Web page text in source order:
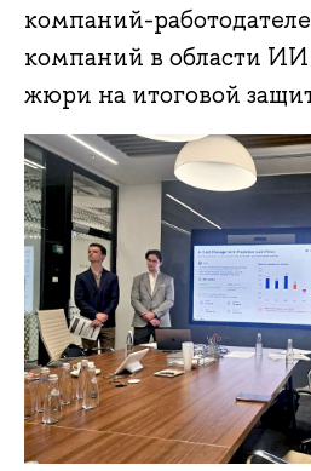
компаний-
компаний в области ИИ
жюри на итоговой